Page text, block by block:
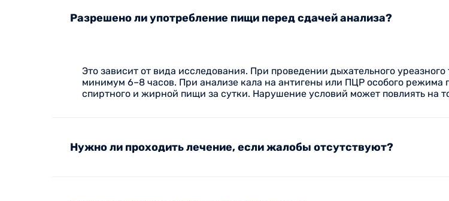
Разрешено ли употребление пищи перед сдачей анализа?
Это зависит от вида исследования. При проведении дыхательного
минимум 6–8 часов. При анализе кала на антигены или ПЦР особого режима
спиртного и жирной пищи за сутки. Нарушение условий может повлиять на
Нужно ли проходить лечение, если жалобы отсутствуют?